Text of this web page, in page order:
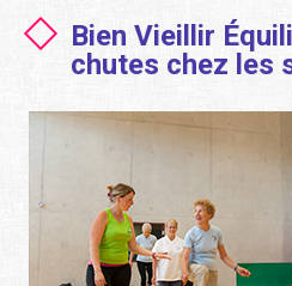
Bien Vieillir
chutes chez les